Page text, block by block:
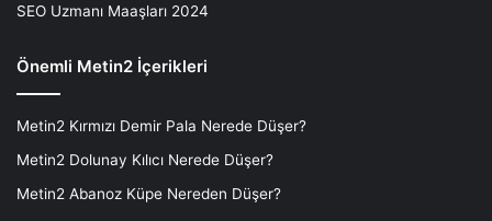
SEO Uzmanı Maaşları 2024
Önemli Metin2 İçerikleri
Metin2 Kırmızı Demir Pala Nerede Düşer?
Metin2 Dolunay Kılıcı Nerede Düşer?
Metin2 Abanoz Küpe Nereden Düşer?